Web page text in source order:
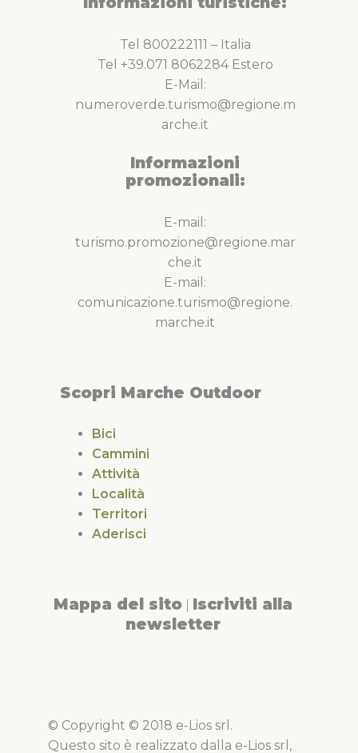
Tel 800222111 – Italia
Tel +39.071 8062284 Estero
E-Mail:
numeroverde.turismo@regione.m
arche.it
Informazioni
promozionali:
E-mail:
turismo.promozione@regione.mar
che.it
E-mail:
comunicazione.turismo@regione.
marche.it
Scopri Marche Outdoor
Bici
Cammini
Attività
Località
Territori
Aderisci
Mappa del sito Iscriviti alla
newsletter
© Copyright © 2018 e-Lios srl.
Questo sito è realizzato dalla e-Lios srl,